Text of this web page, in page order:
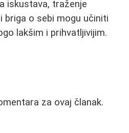
iskustava, traženje
briga o sebi mogu učiniti
lakšim i prihvatljivijim.
za ovaj članak.